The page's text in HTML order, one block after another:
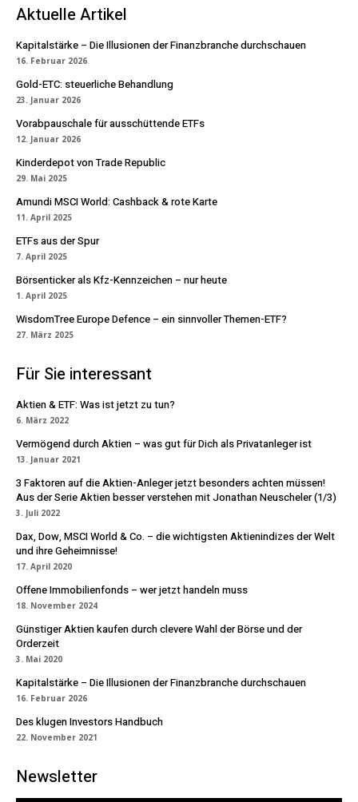
Aktuelle Artikel
Kapitalstärke – Die Illusionen der Finanzbranche durchschauen
16. Februar 2026
Gold-ETC: steuerliche Behandlung
23. Januar 2026
Vorabpauschale für ausschüttende ETFs
12. Januar 2026
Kinderdepot von Trade Republic
29. Mai 2025
Amundi MSCI World: Cashback & rote Karte
11. April 2025
ETFs aus der Spur
7. April 2025
Börsenticker als Kfz-Kennzeichen – nur heute
1. April 2025
WisdomTree Europe Defence – ein sinnvoller Themen-ETF?
27. März 2025
Für Sie interessant
Aktien & ETF: Was ist jetzt zu tun?
6. März 2022
Vermögend durch Aktien – was gut für Dich als Privatanleger ist
13. Januar 2021
3 Faktoren auf die Aktien-Anleger jetzt besonders achten müssen!
Aus der Serie Aktien besser verstehen mit Jonathan Neuscheler (1/3)
3. Juli 2022
Dax, Dow, MSCI World & Co. – die wichtigsten Aktienindizes der Welt
und ihre Geheimnisse!
17. April 2020
Offene Immobilienfonds – wer jetzt handeln muss
18. November 2024
Günstiger Aktien kaufen durch clevere Wahl der Börse und der
Orderzeit
3. Mai 2020
Kapitalstärke – Die Illusionen der Finanzbranche durchschauen
16. Februar 2026
Des klugen Investors Handbuch
22. November 2021
Newsletter